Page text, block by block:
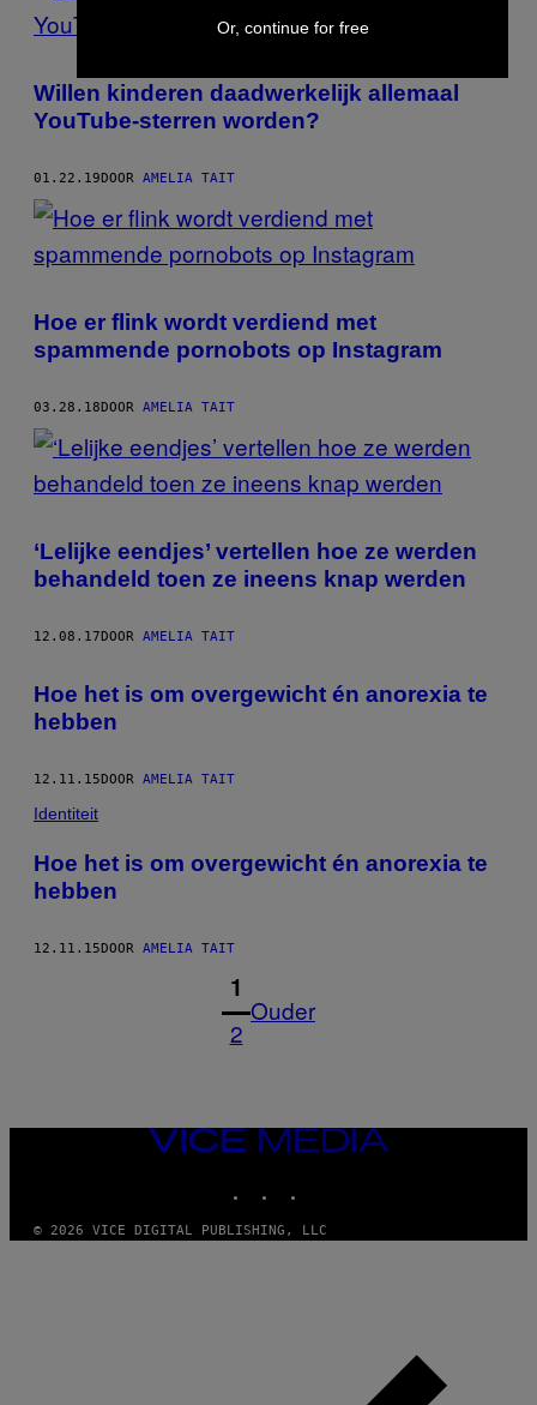
Willen kinderen daadwerkelijk allemaal
YouTube-sterren worden?
01.22.19DOOR AMELIA TAIT
Hoe er flink wordt verdiend met
spammende pornobots op Instagram
03.28.18DOOR AMELIA TAIT
‘Lelijke eendjes’ vertellen hoe ze werden
behandeld toen ze ineens knap werden
12.08.17DOOR AMELIA TAIT
Hoe het is om overgewicht én anorexia te
hebben
12.11.15DOOR AMELIA TAIT
Identiteit
Hoe het is om overgewicht én anorexia te
hebben
12.11.15DOOR AMELIA TAIT
1
2
Ouder
VICE
MEDIA
© 2026 VICE DIGITAL PUBLISHING, LLC
Or, continue for free